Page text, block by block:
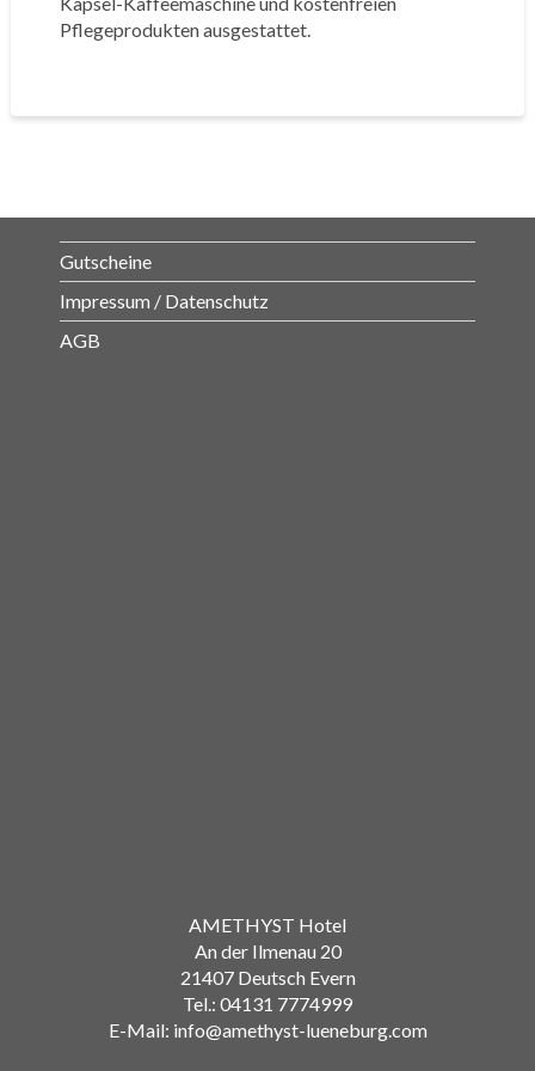
Pflegeprodukten ausgestattet.
Gutscheine
Impressum / Datenschutz
AGB
AMETHYST Hotel
An der Ilmenau 20
21407 Deutsch Evern
Tel.: 04131 7774999
E-Mail: info@amethyst-lueneburg.com